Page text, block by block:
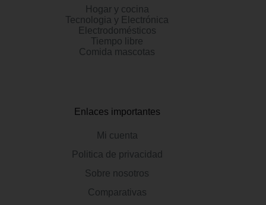
Hogar y cocina
Tecnologia y Electrónica
Electrodomésticos
Tiempo libre
Comida mascotas
Enlaces importantes
Mi cuenta
Politica de privacidad
Sobre nosotros
Comparativas